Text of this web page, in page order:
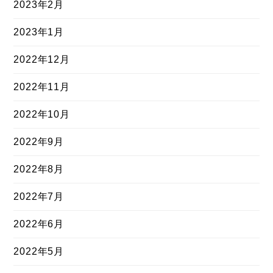
2023年2月
2023年1月
2022年12月
2022年11月
2022年10月
2022年9月
2022年8月
2022年7月
2022年6月
2022年5月